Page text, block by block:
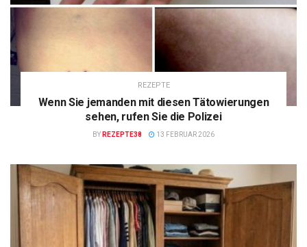
REZEPTE
Wenn Sie jemanden mit diesen Tätowierungen
sehen, rufen Sie die Polizei
BY REZEPTE38 13 FEBRUAR 2026